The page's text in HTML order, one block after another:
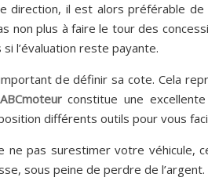
il est alors préférable
non plus à faire le tour des
l’évaluation reste payante.
de définir sa cote. Cela
constitue une
différents outils pour vous
pas surestimer votre véhicule,
sous peine de perdre de l’argent.